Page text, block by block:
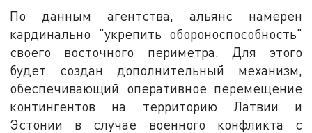
По данным агентства, альянс намерен
кардинально "укрепить обороноспособность"
своего восточного периметра. Для этого
будет создан дополнительный механизм,
обеспечивающий оперативное перемещение
контингентов на территорию Латвии и
Эстонии в случае военного конфликта с